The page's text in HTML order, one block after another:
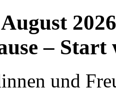
2026
– Start
und